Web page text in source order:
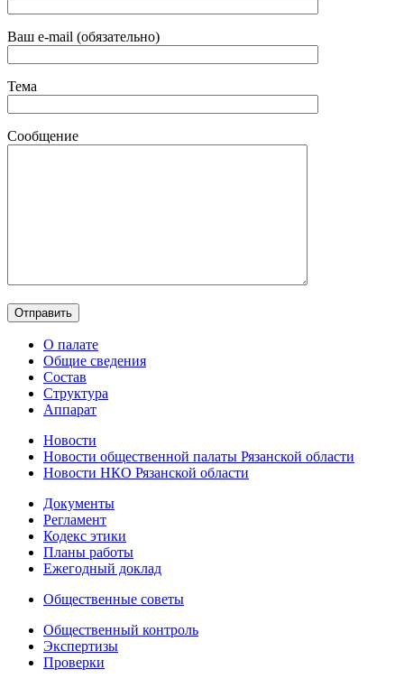
Ваш e-mail (обязательно)
Тема
Сообщение
О палате
Общие сведения
Состав
Структура
Аппарат
Новости
Новости общественной палаты Рязанской области
Новости НКО Рязанской области
Документы
Регламент
Кодекс этики
Планы работы
Ежегодный доклад
Общественные советы
Общественный контроль
Экспертизы
Проверки